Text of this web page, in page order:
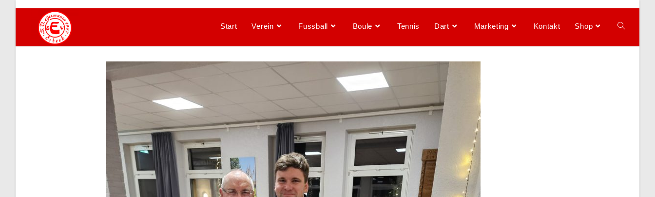
Start Verein Fussball Boule Tennis Dart Marketing Kontakt Shop